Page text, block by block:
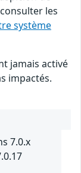
les
système
jamais activé
impactés.
7.0.x